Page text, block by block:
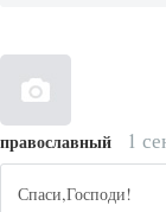
православный 1
Спаси,Господи!